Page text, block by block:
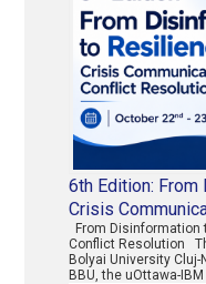
6th Edition:
Crisis
From Disinformation
Conflict Resolution
Bolyai University
BBU, the uOttawa-IBM